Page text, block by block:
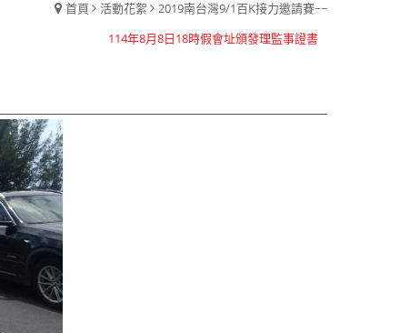
首頁 活動花絮 2019南台灣9/1百K接力邀請賽~~
114年8月8日18時假會址頒發理監事證書
112年模範母親已於0513日舉辦完畢感謝全體會員參與
112年模範母親已於0513日舉辦完畢感謝全體會員參與